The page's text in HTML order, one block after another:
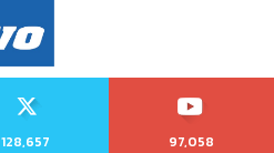
128,657
97,058